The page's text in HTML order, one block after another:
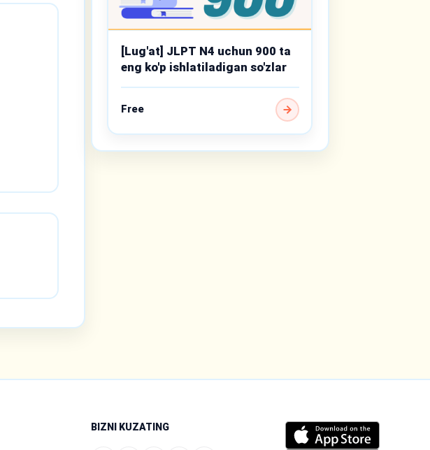
[Lug'at] JLPT N4 uchun 900 ta
eng ko'p ishlatiladigan so'zlar
Free
BIZNI KUZATING